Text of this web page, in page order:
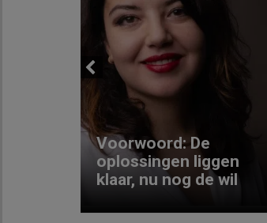
Previous
Voorwoord: De
oplossingen liggen
klaar, nu nog de wil